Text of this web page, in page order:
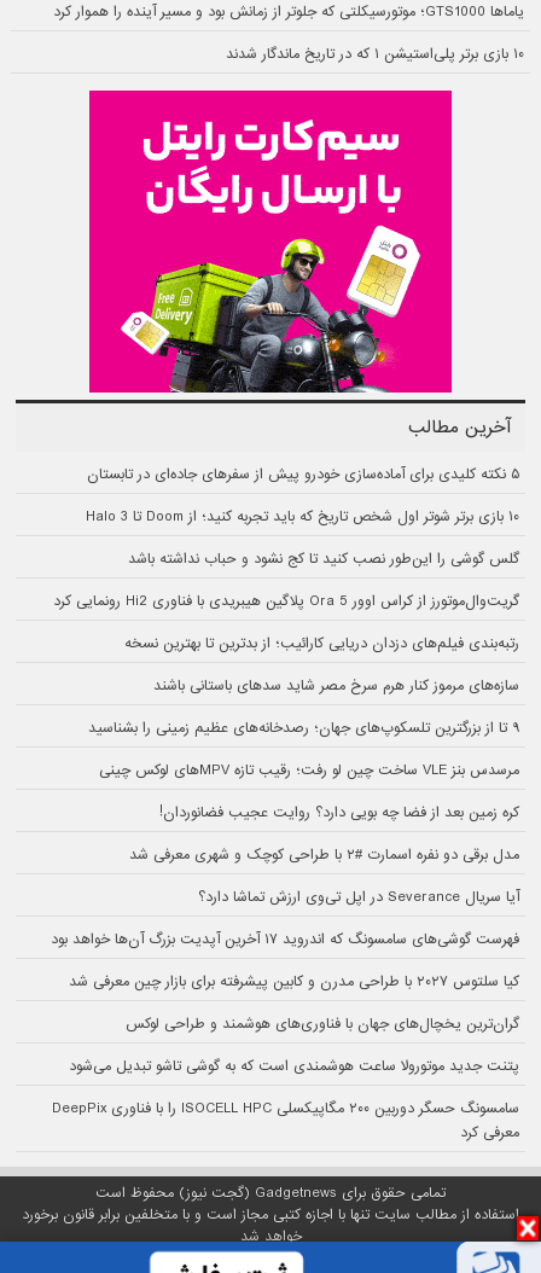
یاماها GTS1000؛ موتورسیکلتی که جلوتر از زمانش بود و مسیر آینده را هموار کرد
۱۰ بازی برتر پلی‌استیشن ۱ که در تاریخ ماندگار شدند
آخرین مطالب
۵ نکته کلیدی برای آماده‌سازی خودرو پیش از سفرهای جاده‌ای در تابستان
۱۰ بازی برتر شوتر اول شخص تاریخ که باید تجربه کنید؛ از Doom تا Halo 3
گلس گوشی را این‌طور نصب کنید تا کج نشود و حباب نداشته باشد
گریت‌وال‌موتورز از کراس اوور Ora 5 پلاگین هیبریدی با فناوری Hi2 رونمایی کرد
رتبه‌بندی فیلم‌های دزدان دریایی کارائیب؛ از بدترین تا بهترین نسخه
سازه‌های مرموز کنار هرم سرخ مصر شاید سدهای باستانی باشند
۹ تا از بزرگترین تلسکوپ‌های جهان؛ رصدخانه‌های عظیم زمینی را بشناسید
مرسدس بنز VLE ساخت چین لو رفت؛ رقیب تازه MPVهای لوکس چینی
کره زمین بعد از فضا چه بویی دارد؟ روایت عجیب فضانوردان!
مدل برقی دو نفره اسمارت #۲ با طراحی کوچک و شهری معرفی شد
آیا سریال Severance در اپل تی‌وی ارزش تماشا دارد؟
فهرست گوشی‌های سامسونگ که اندروید ۱۷ آخرین آپدیت بزرگ آن‌ها خواهد بود
کیا سلتوس ۲۰۲۷ با طراحی مدرن و کابین پیشرفته برای بازار چین معرفی شد
گران‌ترین یخچال‌های جهان با فناوری‌های هوشمند و طراحی لوکس
پتنت جدید موتورولا ساعت هوشمندی است که به گوشی تاشو تبدیل می‌شود
سامسونگ حسگر دوربین ۲۰۰ مگاپیکسلی ISOCELL HPC را با فناوری DeepPix
معرفی کرد
تمامی حقوق برای Gadgetnews (گجت نیوز) محفوظ است
استفاده از مطالب سایت تنها با اجازه کتبی مجاز است و با متخلفین برابر قانون برخورد
خواهد شد
سرور اختصاصیمبین هاست میزبانی می‌شود